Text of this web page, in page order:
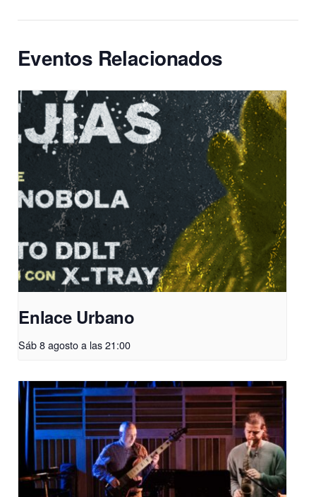
Eventos Relacionados
Enlace Urbano
Sáb 8 agosto a las 21:00